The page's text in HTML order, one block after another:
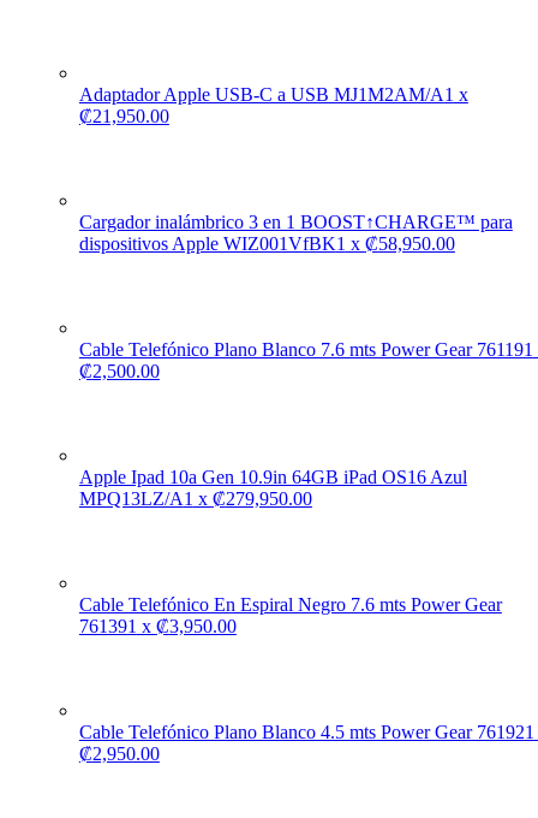
Adaptador Apple USB-C a USB MJ1M2AM/A1 x
₡21,950.00
Cargador inalámbrico 3 en 1 BOOST↑CHARGE™ para
dispositivos Apple WIZ001VfBK1 x ₡58,950.00
Cable Telefónico Plano Blanco 7.6 mts Power Gear 761191
₡2,500.00
Apple Ipad 10a Gen 10.9in 64GB iPad OS16 Azul
MPQ13LZ/A1 x ₡279,950.00
Cable Telefónico En Espiral Negro 7.6 mts Power Gear
761391 x ₡3,950.00
Cable Telefónico Plano Blanco 4.5 mts Power Gear 761921
₡2,950.00